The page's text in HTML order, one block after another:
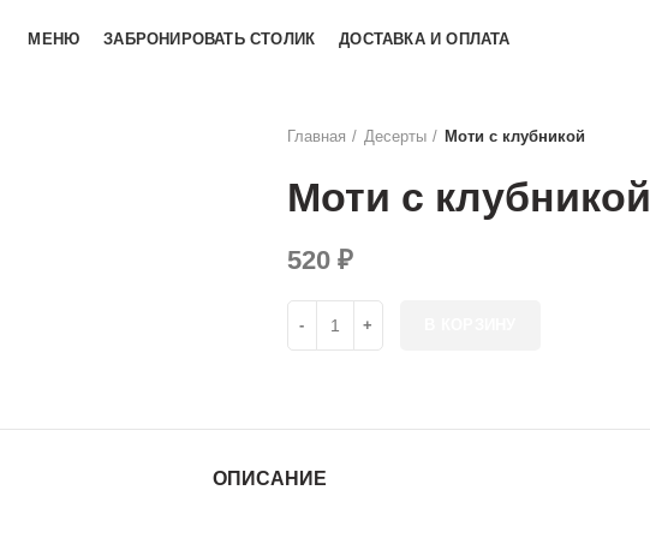
МЕНЮ ЗАБРОНИРОВАТЬ СТОЛИК ДОСТАВКА И ОПЛАТА
Главная
Десерты Моти с клубникой
Моти с клубникой
520 ₽
ОПИСАНИЕ